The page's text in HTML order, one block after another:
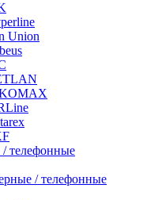
Union
телефонные
/ телефонные